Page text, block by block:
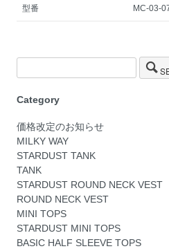
型番 MC-03-
Category
価格改定のお知らせ
MILKY WAY
STARDUST TANK
TANK
STARDUST ROUND NECK VEST
ROUND NECK VEST
MINI TOPS
STARDUST MINI TOPS
BASIC HALF SLEEVE TOPS